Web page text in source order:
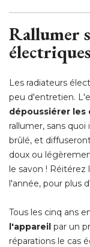
Rallumer
électriques
Les radiateurs
peu d'entretien.
dépoussiérer
rallumer, sans
brûlé, et
doux ou
le savon !
l'année, pour plus
Tous les cinq ans
l'appareil par un
réparations le cas